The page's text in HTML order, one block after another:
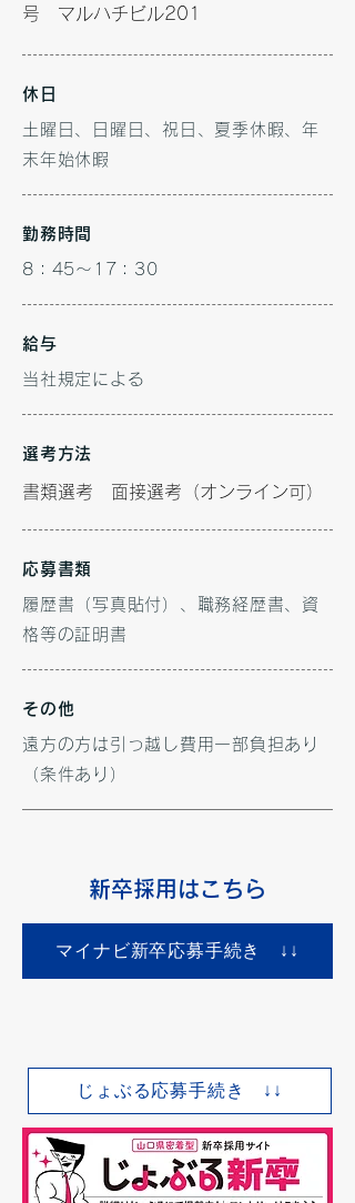
号 マルハチビル201
休日
土曜日、日曜日、祝日、夏季休暇、年
末年始休暇
勤務時間
8：45～17：30
給与
当社規定による
選考方法
書類選考 面接選考（オンライン可）
応募書類
履歴書（写真貼付）、職務経歴書、資
格等の証明書
その他
遠方の方は引っ越し費用一部負担あり
（条件あり）
​新卒採用はこちら
マイナビ新卒応募手続き ↓↓
じょぶる応募手続き ↓↓